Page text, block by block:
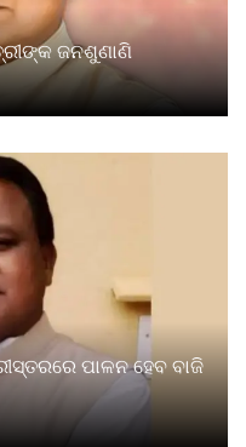
ଜନଶୁଣାଣି
ପାଳନ ହେବ ବାଜି